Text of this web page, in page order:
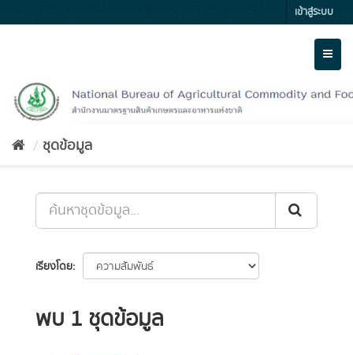
to
เข้าสู่ระบบ
ชุดข้อมูล
เรียงโดย
พบ 1 ชุดข้อมูล